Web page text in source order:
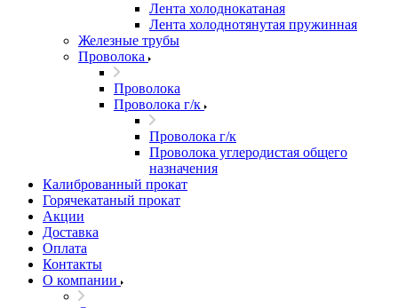
Лента холоднокатаная
Лента холоднотянутая пружинная
Железные трубы
Проволока
Проволока
Проволока г/к
Проволока г/к
Проволока углеродистая общего
назначения
Калиброванный прокат
Горячекатаный прокат
Акции
Доставка
Оплата
Контакты
О компании